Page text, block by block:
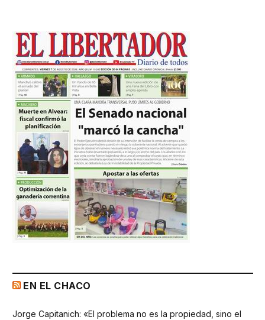
EN EL CHACO
Jorge Capitanich: «El problema no es la propiedad, sino el